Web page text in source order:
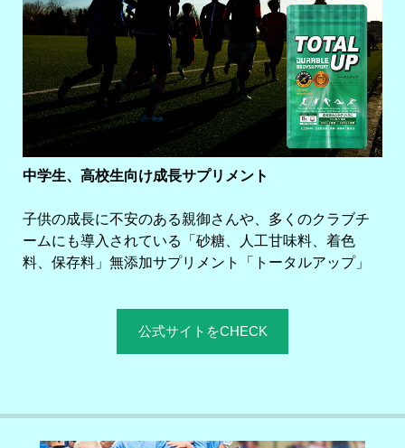
中学生、高校生向け成長サプリメント
子供の成長に不安のある親御さんや、多くのクラブチ
ームにも導入されている「砂糖、人工甘味料、着色
料、保存料」無添加サプリメント「トータルアップ」
公式サイトをCHECK